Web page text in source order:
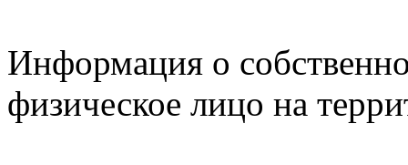
Информация о
физическое лицо на